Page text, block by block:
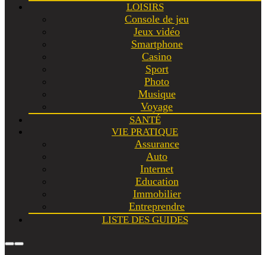
LOISIRS
Console de jeu
Jeux vidéo
Smartphone
Casino
Sport
Photo
Musique
Voyage
SANTÉ
VIE PRATIQUE
Assurance
Auto
Internet
Education
Immobilier
Entreprendre
LISTE DES GUIDES